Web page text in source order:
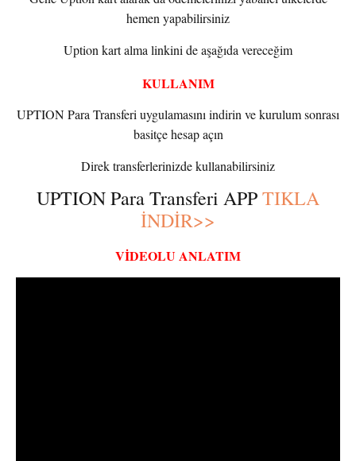
hemen yapabilirsiniz
Uption kart alma linkini de aşağıda vereceğim
KULLANIM
UPTION Para Transferi uygulamasını indirin ve kurulum sonrası
basitçe hesap açın
Direk transferlerinizde kullanabilirsiniz
UPTION Para Transferi APPTIKLA
İNDİR>>
VİDEOLU ANLATIM